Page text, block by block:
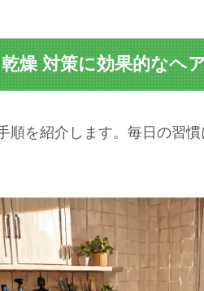
燥 対策に効果的なヘ
順を紹介します。毎日の習